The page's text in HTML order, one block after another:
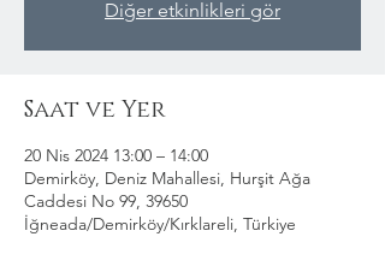
Diğer etkinlikleri gör
Saat ve Yer
20 Nis 2024 13:00 – 14:00
Demirköy, Deniz Mahallesi, Hurşit Ağa
Caddesi No 99, 39650
İğneada/Demirköy/Kırklareli, Türkiye